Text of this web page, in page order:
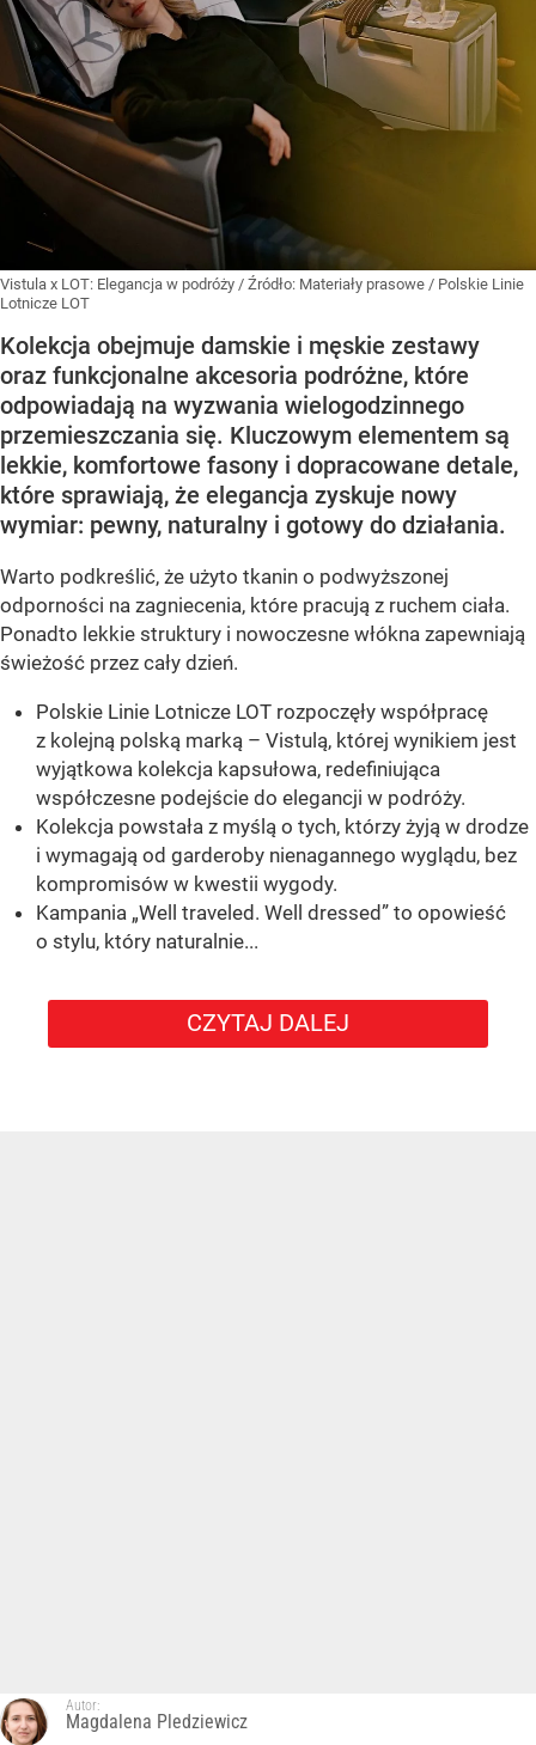
Vistula x LOT: Elegancja w podróży / Źródło: Materiały prasowe / Polskie Linie
Lotnicze LOT
Kolekcja obejmuje damskie i męskie zestawy
oraz funkcjonalne akcesoria podróżne, które
odpowiadają na wyzwania wielogodzinnego
przemieszczania się. Kluczowym elementem są
lekkie, komfortowe fasony i dopracowane detale,
które sprawiają, że elegancja zyskuje nowy
wymiar: pewny, naturalny i gotowy do działania.
Warto podkreślić, że użyto tkanin o podwyższonej
odporności na zagniecenia, które pracują z ruchem ciała.
Ponadto lekkie struktury i nowoczesne włókna zapewniają
świeżość przez cały dzień.
Polskie Linie Lotnicze LOT rozpoczęły współpracę
z kolejną polską marką – Vistulą, której wynikiem jest
wyjątkowa kolekcja kapsułowa, redefiniująca
współczesne podejście do elegancji w podróży.
Kolekcja powstała z myślą o tych, którzy żyją w drodze
i wymagają od garderoby nienagannego wyglądu, bez
kompromisów w kwestii wygody.
Kampania „Well traveled. Well dressed” to opowieść
o stylu, który naturalnie...
CZYTAJ DALEJ
Autor:
Magdalena Pledziewicz